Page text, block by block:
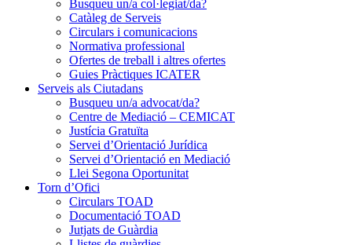
Busqueu un/a col·legiat/da?
Catàleg de Serveis
Circulars i comunicacions
Normativa professional
Ofertes de treball i altres ofertes
Guies Pràctiques ICATER
Serveis als Ciutadans
Busqueu un/a advocat/da?
Centre de Mediació – CEMICAT
Justícia Gratuïta
Servei d’Orientació Jurídica
Servei d’Orientació en Mediació
Llei Segona Oportunitat
Torn d’Ofici
Circulars TOAD
Documentació TOAD
Jutjats de Guàrdia